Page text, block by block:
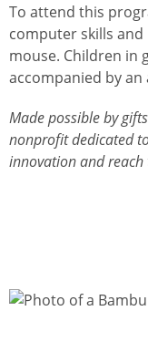
To attend this
computer skills
mouse. Children in
accompanied by
Made possible by
nonprofit dedicated
innovation and